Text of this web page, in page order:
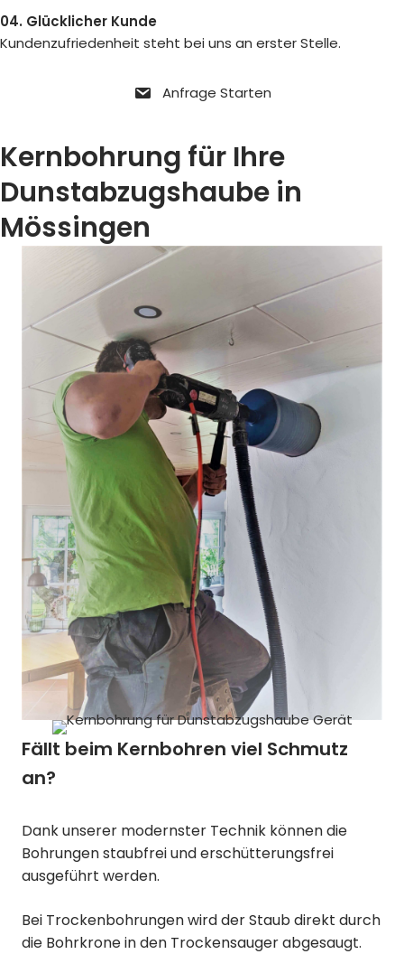
04. Glücklicher Kunde
Kundenzufriedenheit steht bei uns an erster Stelle.
Anfrage Starten
Kernbohrung für Ihre
Dunstabzugshaube in
Mössingen
Fällt beim Kernbohren viel Schmutz
an?
Dank unserer modernster Technik können die
Bohrungen staubfrei und erschütterungsfrei
ausgeführt werden.
Bei Trockenbohrungen wird der Staub direkt durch
die Bohrkrone in den Trockensauger abgesaugt.